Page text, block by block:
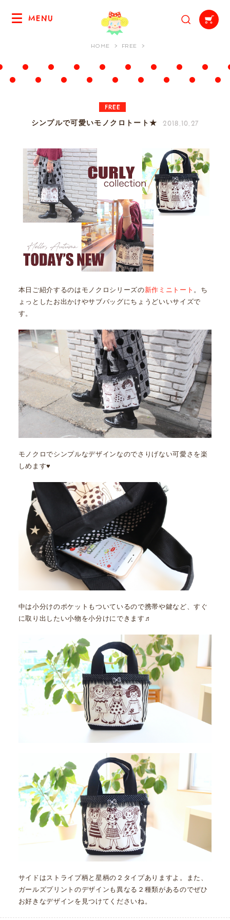
MENU
HOME FREE
FREE
シンプルで可愛いモノクロトート★ 2018.10.27
本日ご紹介するのはモノクロシリーズの新作ミニトート 。ち
ょっとしたお出かけやサブバッグにちょうどいいサイズで
す。
モノクロでシンプルなデザインなのでさりげない可愛さを楽
しめます♥
中は小分けのポケットもついているので携帯や鍵など、すぐ
に取り出したい小物を小分けにできます♬
サイドはストライプ柄と星柄の２タイプありますよ。また、
ガールズプリントのデザインも異なる２種類があるのでぜひ
お好きなデザインを見つけてくださいね。